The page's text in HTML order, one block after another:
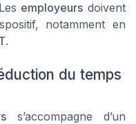
employeurs doivent
notamment en
.
du temps
s’accompagne d’un